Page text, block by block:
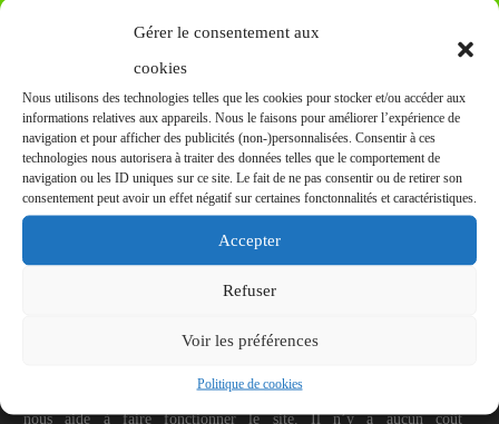
Gérer le consentement aux
cookies
Nous utilisons des technologies telles que les cookies pour stocker et/ou accéder aux
informations relatives aux appareils. Nous le faisons pour améliorer l’expérience de
navigation et pour afficher des publicités (non-)personnalisées. Consentir à ces
technologies nous autorisera à traiter des données telles que le comportement de
navigation ou les ID uniques sur ce site. Le fait de ne pas consentir ou de retirer son
consentement peut avoir un effet négatif sur certaines fonctonnalités et caractéristiques.
Accepter
Refuser
Voir les préférences
Politique de cookies
Le blog qui vous invite à découvrir les plus beaux sites de la façade
sponsorisés. Si vous planifiez un voyage, l’utilisation de ces liens
nous aide à faire fonctionner le site. Il n’y a aucun coût